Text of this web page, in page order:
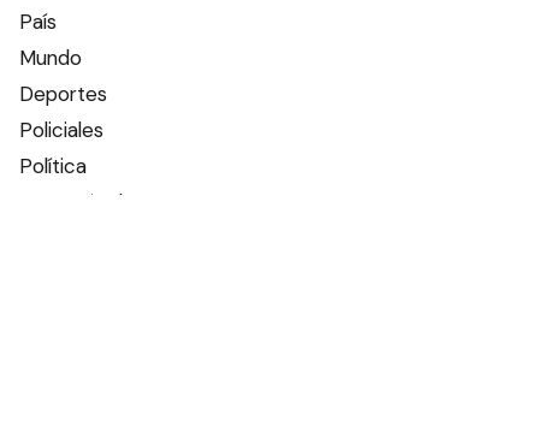
País
Mundo
Deportes
Policiales
Política
Espectáculos